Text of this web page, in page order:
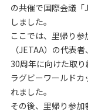
の共催で国際会議
しました。
ここでは、里帰り
（JETAA）の代表
30周年に向けた取
ラグビーワールド
れました。
その後、里帰り参